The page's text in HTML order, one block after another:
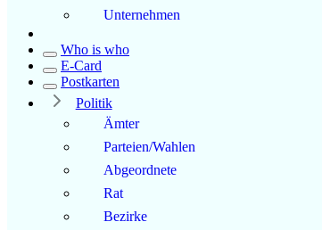
Unternehmen
Who is who
E-Card
Postkarten
Politik
Ämter
Parteien/Wahlen
Abgeordnete
Rat
Bezirke